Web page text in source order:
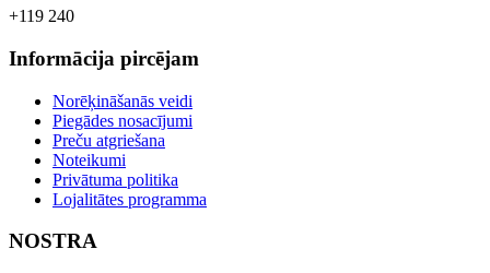
+119 240
Informācija pircējam
Norēķināšanās veidi
Piegādes nosacījumi
Preču atgriešana
Noteikumi
Privātuma politika
Lojalitātes programma
NOSTRA